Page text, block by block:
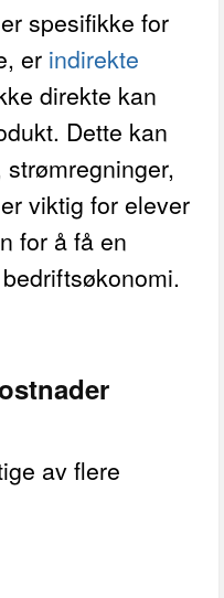
spesifikke for
er indirekte
direkte kan
Dette kan
viktig for elever
for å få en
av flere